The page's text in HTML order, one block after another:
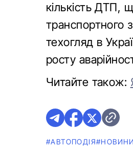
кількість ДТП,
транспортного
техогляд в
росту
Читайте також:
#АВТОПОДІЯ#НОВИНИ